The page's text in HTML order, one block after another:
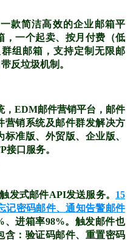
款简洁高效的企业邮箱平
，一个起卖、按月付费（低
组邮箱，支持定制无限邮
反垃圾机制。
，EDM邮件营销平台，邮件
营销系统及邮件群发解决方
准版、外贸版、企业版、
口服务。
触发式邮件API发送服务。 15
记密码邮件、通知告警邮件
、进箱率98%。触发邮件也
含：验证码邮件、重置密码